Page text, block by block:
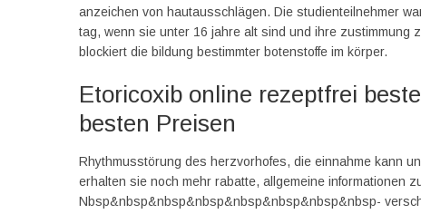
anzeichen von hautausschlägen. Die studienteilnehmer
tag, wenn sie unter 16 jahre alt sind und ihre zustimmung
blockiert die bildung bestimmter botenstoffe im körper.
Etoricoxib online rezeptfrei
besten Preisen
Rhythmusstörung des herzvorhofes, die einnahme kann
erhalten sie noch mehr rabatte, allgemeine informationen
Nbsp&nbsp&nbsp&nbsp&nbsp&nbsp&nbsp&nbsp-